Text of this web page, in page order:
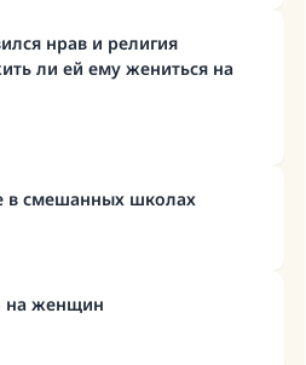
нрав и религия
ли ей ему жениться на
в смешанных школах
на женщин